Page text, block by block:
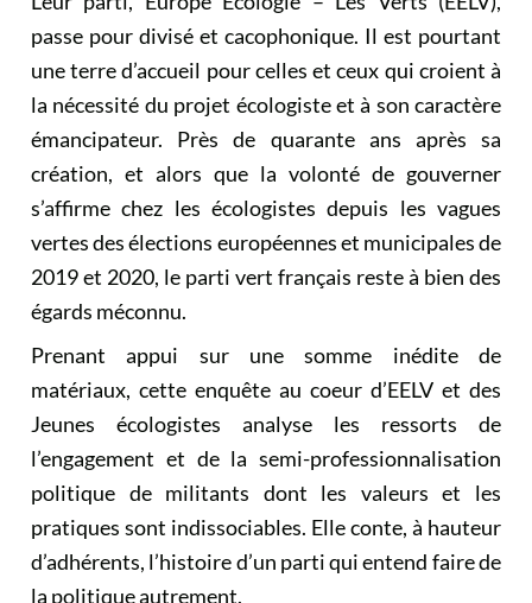
passe pour divisé et cacophonique. Il est pourtant
une terre d’accueil pour celles et ceux qui croient à
la nécessité du projet écologiste et à son caractère
émancipateur. Près de quarante ans après sa
création, et alors que la volonté de gouverner
s’affirme chez les écologistes depuis les vagues
vertes des élections européennes et municipales de
2019 et 2020, le parti vert français reste à bien des
égards méconnu.
Prenant appui sur une somme inédite de
matériaux, cette enquête au coeur d’EELV et des
Jeunes écologistes analyse les ressorts de
l’engagement et de la semi-professionnalisation
politique de militants dont les valeurs et les
pratiques sont indissociables. Elle conte, à hauteur
d’adhérents, l’histoire d’un parti qui entend faire de
la politique autrement.